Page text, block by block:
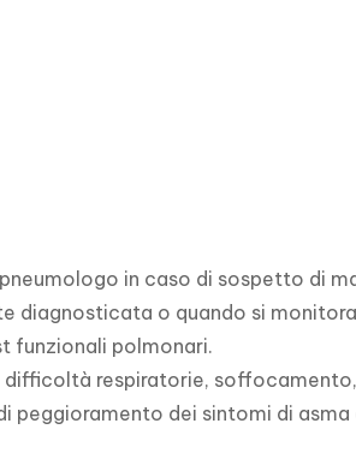
in caso di sospetto di
diagnosticata o quando si
funzionali polmonari.
difficoltà respiratorie,
peggioramento dei sintomi di